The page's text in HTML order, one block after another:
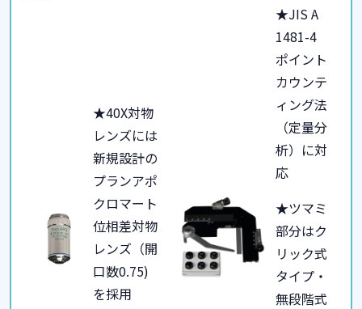
★40X対物
レンズには
新規設計の
プランアポ
クロマート
位相差対物
レンズ（開
口数0.75)
を採用
★JIS A
1481-4
ポイント
カウンテ
ィング法
（定量分
析）に対
応
★ツマミ
部分はク
リック式
タイプ・
無段階式